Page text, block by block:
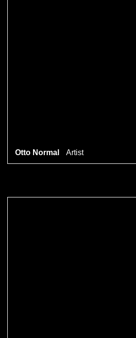
Otto Normal Artist